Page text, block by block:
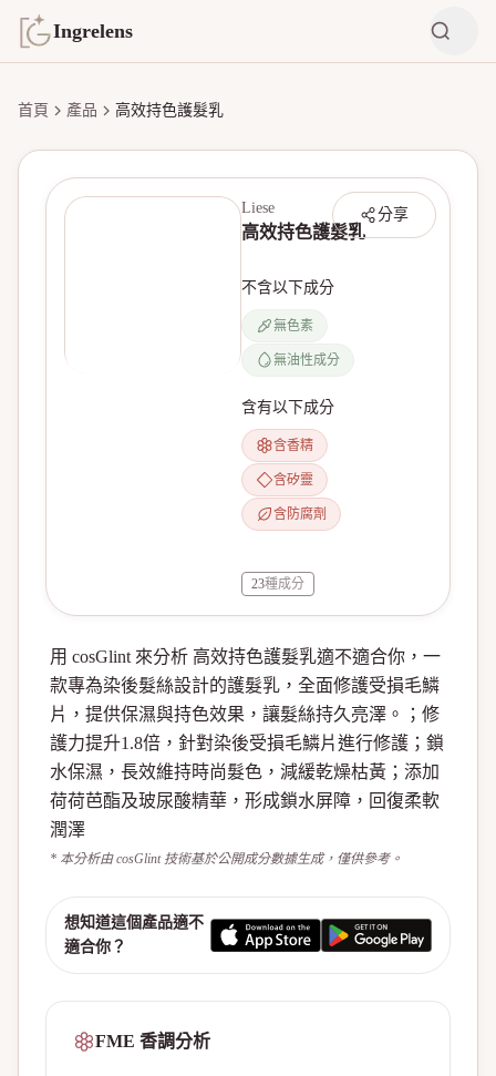
Ingrelens
首頁 產品 高效持色護髮乳
分享
Liese
高效持色護髮乳
不含以下成分
無色素
無油性成分
含有以下成分
含香精
含矽靈
含防腐劑
23種成分
用 cosGlint 來分析 高效持色護髮乳適不適合你，一
款專為染後髮絲設計的護髮乳，全面修護受損毛鱗
片，提供保濕與持色效果，讓髮絲持久亮澤。；修
護力提升1.8倍，針對染後受損毛鱗片進行修護；鎖
水保濕，長效維持時尚髮色，減緩乾燥枯黃；添加
荷荷芭酯及玻尿酸精華，形成鎖水屏障，回復柔軟
潤澤
* 本分析由 cosGlint 技術基於公開成分數據生成，僅供參考。
想知道這個產品適不
適合你？
FME 香調分析